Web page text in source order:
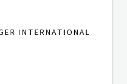
INTERNATIONAL